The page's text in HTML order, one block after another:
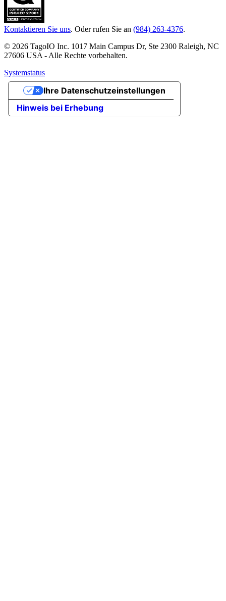
Kontaktieren Sie uns. Oder rufen Sie an (984) 263-4376.
© 2026 TagoIO Inc. 1017 Main Campus Dr, Ste 2300 Raleigh, NC
27606 USA - Alle Rechte vorbehalten.
Systemstatus
Hinweis bei Erhebung
Ihre Datenschutzeinstellungen